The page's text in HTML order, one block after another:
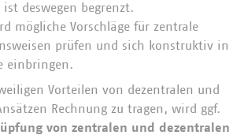
ist deswegen begrenzt.
mögliche Vorschläge für zentrale
prüfen und sich konstruktiv in
einbringen.
Vorteilen von dezentralen und
Rechnung zu tragen, wird ggf.
von zentralen und dezentralen